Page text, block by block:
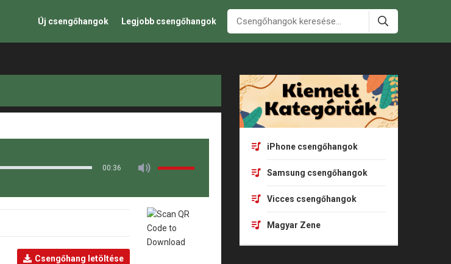
Új csengőhangok Legjobb csengőhangok
00:36
Csengőhang letöltése
iPhone csengőhangok
Samsung csengőhangok
Vicces csengőhangok
Magyar Zene